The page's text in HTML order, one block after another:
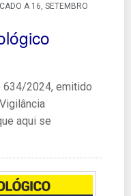
A 16, SETEMBRO
634/2024, emitido
aqui se